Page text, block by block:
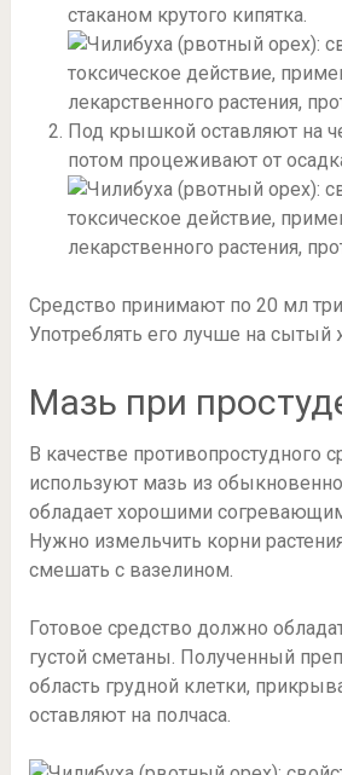
стаканом крутого кипятка.
Под крышкой оставляют на
потом процеживают от
Средство принимают по 20 мл
Употреблять его лучше на сытый
Мазь при
В качестве противопростудного
используют мазь из
обладает хорошими
Нужно измельчить корни
смешать с вазелином.
Готовое средство должно
густой сметаны. Полученный
область грудной клетки,
оставляют на полчаса.